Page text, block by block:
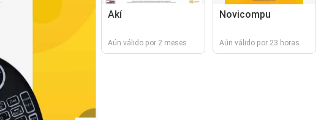
Akí
Aún válido por 2 meses
Novicompu
Aún válido por 23 horas